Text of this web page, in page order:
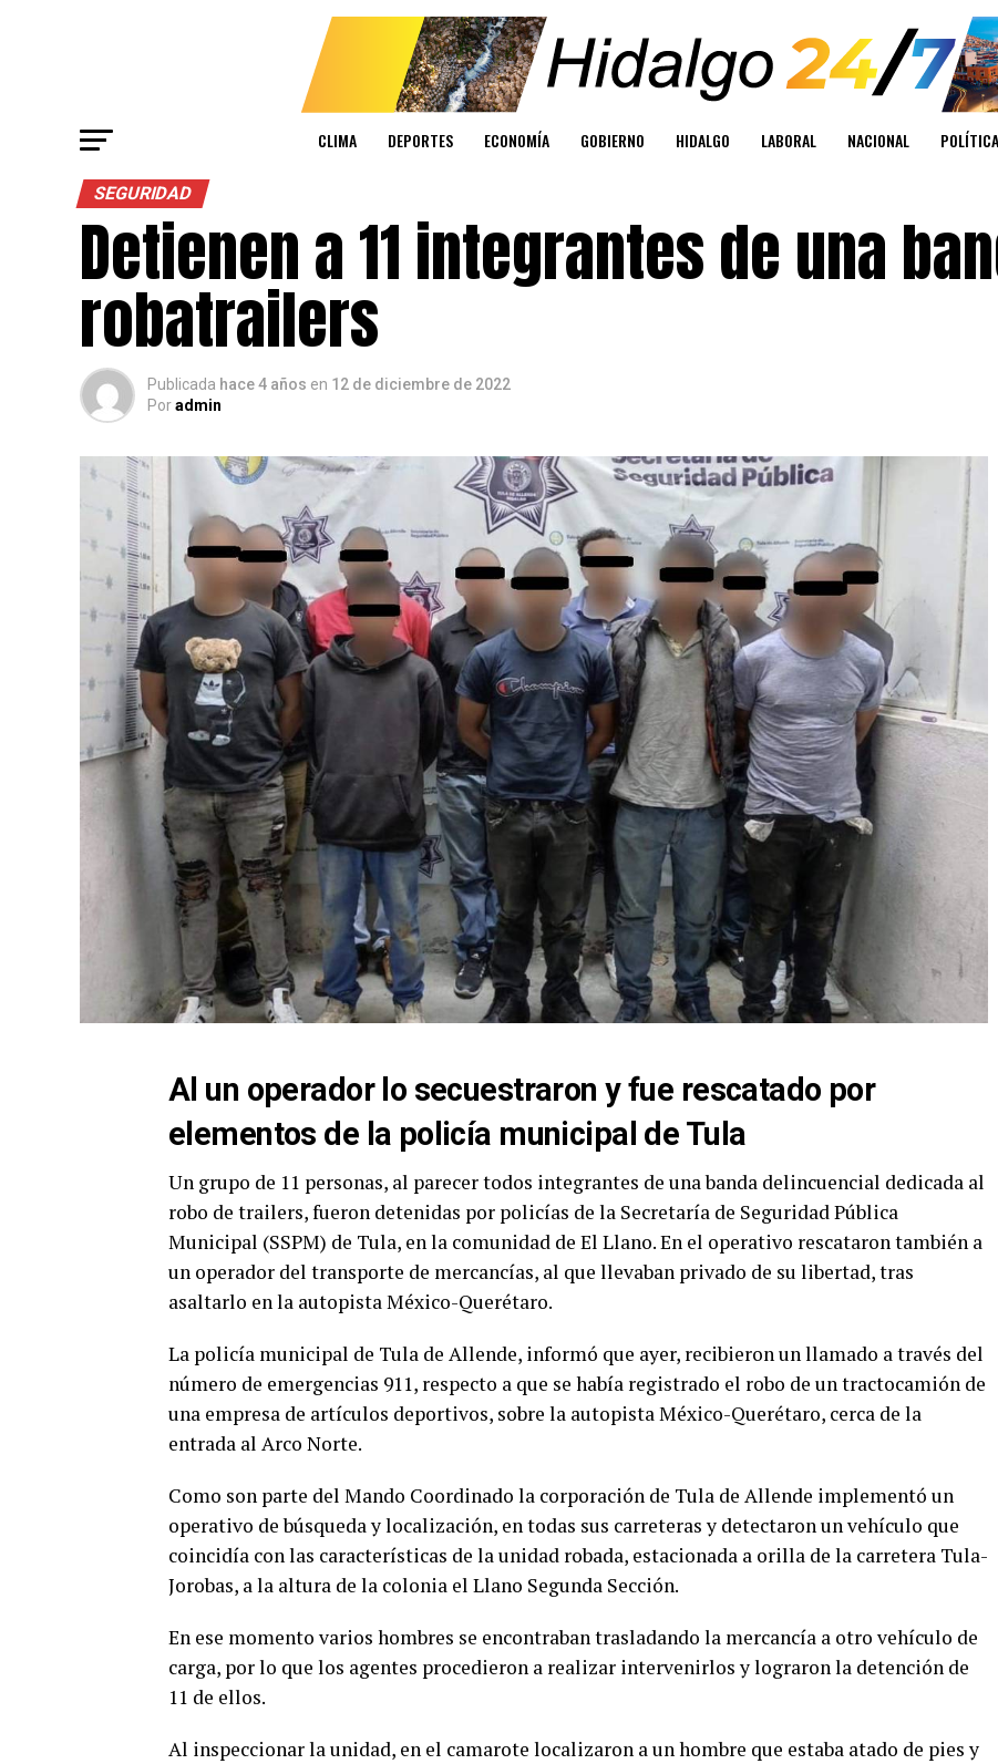
CLIMA DEPORTES ECONOMÍA GOBIERNO HIDALGO LABORAL NACIONAL POLÍTICA
SEGURIDAD
Detienen a 11 integrantes de una
robatrailers
Publicada hace 4 años en 12 de diciembre de 2022
Poradmin
Al un operador lo secuestraron y fue rescatado por
elementos de la policía municipal de Tula
Un grupo de 11 personas, al parecer todos integrantes de una banda delincuencial dedicada al
robo de trailers, fueron detenidas por policías de la Secretaría de Seguridad Pública
Municipal (SSPM) de Tula, en la comunidad de El Llano. En el operativo rescataron también a
un operador del transporte de mercancías, al que llevaban privado de su libertad, tras
asaltarlo en la autopista México-Querétaro.
La policía municipal de Tula de Allende, informó que ayer, recibieron un llamado a través del
número de emergencias 911, respecto a que se había registrado el robo de un tractocamión de
una empresa de artículos deportivos, sobre la autopista México-Querétaro, cerca de la
entrada al Arco Norte.
Como son parte del Mando Coordinado la corporación de Tula de Allende implementó un
operativo de búsqueda y localización, en todas sus carreteras y detectaron un vehículo que
coincidía con las características de la unidad robada, estacionada a orilla de la carretera Tula-
Jorobas, a la altura de la colonia el Llano Segunda Sección.
En ese momento varios hombres se encontraban trasladando la mercancía a otro vehículo de
carga, por lo que los agentes procedieron a realizar intervenirlos y lograron la detención de
11 de ellos.
Al inspeccionar la unidad, en el camarote localizaron a un hombre que estaba atado de pies y